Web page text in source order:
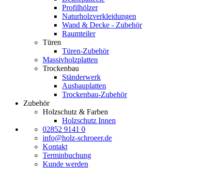
Profilhölzer
Naturholzverkleidungen
Wand & Decke - Zubehör
Raumteiler
Türen
Türen-Zubehör
Massivholzplatten
Trockenbau
Ständerwerk
Ausbauplatten
Trockenbau-Zubehör
Zubehör
Holzschutz & Farben
Holzschutz Innen
02852 9141 0
info@holz-schroeer.de
Kontakt
Terminbuchung
Kunde werden